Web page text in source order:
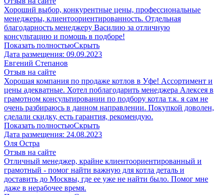
Хороший выбор, конкурентные цены, профессиональные
менеджеры, клиентоориентированность. Отдельная
благодарность менеджеру Василию за отличную
консультацию и помощь в подборе!
Показать полностьюСкрыть
Дата размещения: 09.09.2023
Евгений Степанов
Отзыв на сайте
Хорошая компания по продаже котлов в Уфе! Ассортимент и
цены адекватные. Хотел поблагодарить менеджера Алексея в
грамотном консультировании по подбору котла т.к. я сам не
очень разбираюсь в данном направлении. Покупкой доволен,
сделали скидку, есть гарантия, рекомендую.
Показать полностьюСкрыть
Дата размещения: 24.08.2023
​Оля Остра
Отзыв на сайте
Отличный менеджер, крайне клиентоориентированный и
грамотный - помог найти важную для котла деталь и
доставить до Москвы, где ее уже не найти было. Помог мне
даже в нерабочее время.